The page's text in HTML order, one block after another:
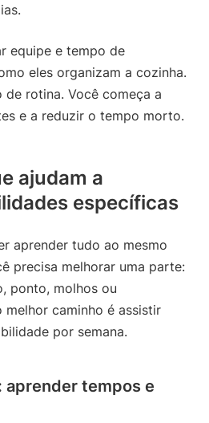
equipe e tempo de
eles organizam a cozinha.
de rotina. Você começa a
e a reduzir o tempo morto.
ajudam a
específicas
aprender tudo ao mesmo
precisa melhorar uma parte:
ponto, molhos ou
melhor caminho é assistir
por semana.
aprender tempos e